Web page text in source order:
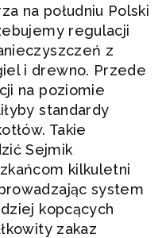
na południu Polski
regulacji
z
i drewno. Przede
na poziomie
standardy
Takie
Sejmik
kilkuletni
system
kopcących
zakaz